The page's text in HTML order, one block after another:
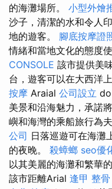
的海灘場所。 小型外燴
沙子，清潔的水和令人
地的遊客。 腳底按摩證
情緒和當地文化的態度
CONSOLE 該市提供美
台，遊客可以在大西洋
按摩 Araial 公司設立 do
美景和沿海魅力，承諾
嶼和海灣的乘船旅行為
公司 日落巡遊可在海灘
的夜晚。 殺蟑螂 seo優
以其美麗的海灘和繁華
該市距離Arial 逢甲 整骨